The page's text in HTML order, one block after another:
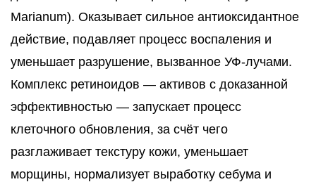
Marianum). Оказывает сильное антиоксидантное
действие, подавляет процесс воспаления и
уменьшает разрушение, вызванное УФ-лучами.
Комплекс ретиноидов — активов с доказанной
эффективностью — запускает процесс
клеточного обновления, за счёт чего
разглаживает текстуру кожи, уменьшает
морщины, нормализует выработку себума и